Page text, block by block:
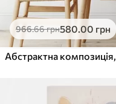
966.66грн580.00 грн